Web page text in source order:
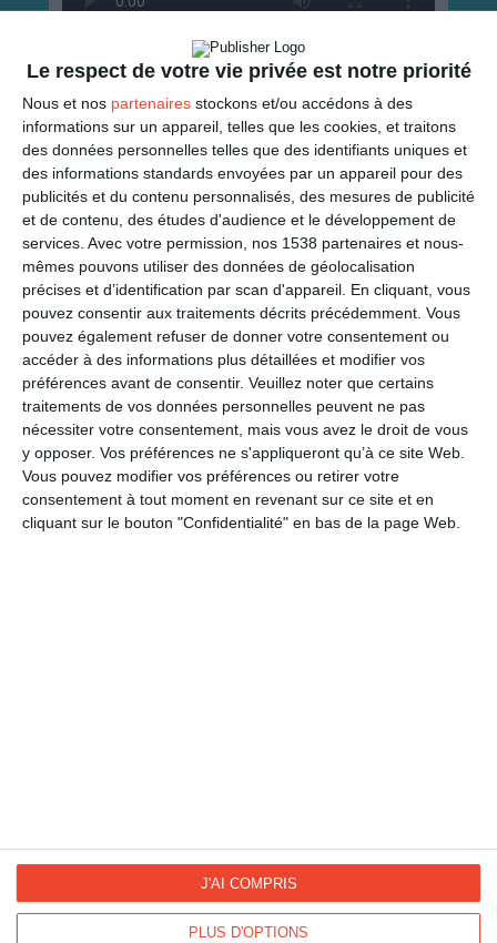
Le respect de votre vie privée est notre priorité
Nous et nos partenaires stockons et/ou accédons à des
informations sur un appareil, telles que les cookies, et traitons
des données personnelles telles que des identifiants uniques et
des informations standards envoyées par un appareil pour des
publicités et du contenu personnalisés, des mesures de publicité
et de contenu, des études d'audience et le développement de
services. Avec votre permission, nos 1538 partenaires et nous-
mêmes pouvons utiliser des données de géolocalisation
précises et d’identification par scan d'appareil. En cliquant, vous
pouvez consentir aux traitements décrits précédemment. Vous
pouvez également refuser de donner votre consentement ou
accéder à des informations plus détaillées et modifier vos
préférences avant de consentir. Veuillez noter que certains
traitements de vos données personnelles peuvent ne pas
nécessiter votre consentement, mais vous avez le droit de vous
y opposer. Vos préférences ne s'appliqueront qu’à ce site Web.
Vous pouvez modifier vos préférences ou retirer votre
consentement à tout moment en revenant sur ce site et en
cliquant sur le bouton "Confidentialité" en bas de la page Web.
PLUS D'OPTIONS
J'AI COMPRIS
ENVOYER
(GRATUIT)
SMS(1,80€, en France)
PARTAGER
Facebook, Twitter, WhatsApp, ...
VOIR D'AUTRES CARTES DANS
LES CATÉGORIES
Petite Attention
Remerciement